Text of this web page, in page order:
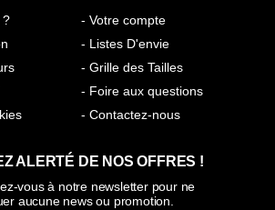
?
- Votre compte
- Listes D'envie
- Grille des Tailles
- Foire aux questions
- Contactez-nous
ALERTÉ DE NOS OFFRES !
vous à notre newsletter pour ne
aucune news ou promotion.